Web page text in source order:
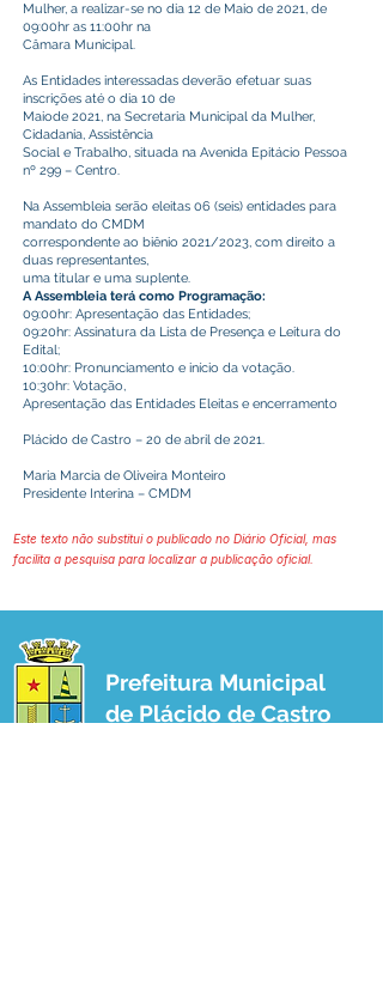
Mulher, a realizar-se no dia 12 de Maio de 2021, de
09:00hr as 11:00hr na
Câmara Municipal.
As Entidades interessadas deverão efetuar suas
inscrições até o dia 10 de
Maiode 2021, na Secretaria Municipal da Mulher,
Cidadania, Assistência
Social e Trabalho, situada na Avenida Epitácio Pessoa
nº 299 – Centro.
Na Assembleia serão eleitas 06 (seis) entidades para
mandato do CMDM
correspondente ao biênio 2021/2023, com direito a
duas representantes,
uma titular e uma suplente.
A Assembleia terá como Programação:
09:00hr: Apresentação das Entidades;
09:20hr: Assinatura da Lista de Presença e Leitura do
Edital;
10:00hr: Pronunciamento e início da votação.
10:30hr: Votação,
Apresentação das Entidades Eleitas e encerramento
Plácido de Castro – 20 de abril de 2021.
Maria Marcia de Oliveira Monteiro
Presidente Interina – CMDM
Este texto não substitui o publicado no Diário Oficial, mas
facilita a pesquisa para localizar a publicação oficial.
Prefeitura Municipal
de Plácido de Castro